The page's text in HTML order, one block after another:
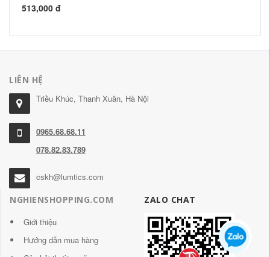
513,000 đ
LIÊN HỆ
Triều Khúc, Thanh Xuân, Hà Nội
0965.68.68.11
078.82.83.789
cskh@lumtics.com
NGHIENSHOPPING.COM
Giới thiệu
Hướng dẫn mua hàng
ZALO CHAT